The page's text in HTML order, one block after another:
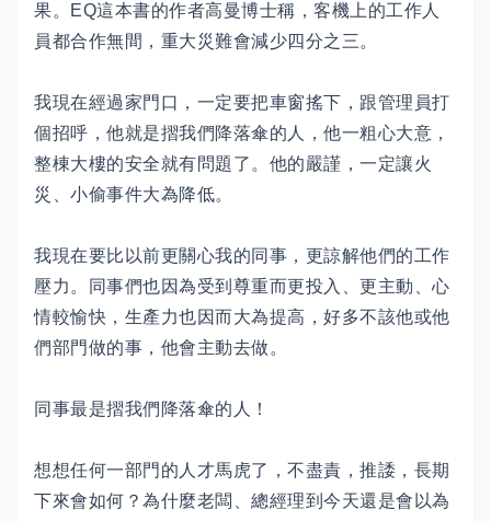
果。EQ這本書的作者高曼博士稱，客機上的工作人
員都合作無間，重大災難會減少四分之三。
我現在經過家門口，一定要把車窗搖下，跟管理員打
個招呼，他就是摺我們降落傘的人，他一粗心大意，
整棟大樓的安全就有問題了。他的嚴謹，一定讓火
災、小偷事件大為降低。
我現在要比以前更關心我的同事，更諒解他們的工作
壓力。同事們也因為受到尊重而更投入、更主動、心
情較愉快，生產力也因而大為提高，好多不該他或他
們部門做的事，他會主動去做。
同事最是摺我們降落傘的人！
想想任何一部門的人才馬虎了，不盡責，推諉，長期
下來會如何？為什麼老闆、總經理到今天還是會以為